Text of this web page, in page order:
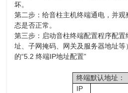
坏。
第二步：给音柱主机终端通电，并
态是否正常。
第三步：启动音柱终端配置程序配
址、子网掩码、网关及服务器地址
的“5.2 终端IP地址配置”
终端默认地址：
IP